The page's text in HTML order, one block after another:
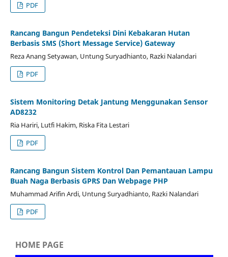
PDF
Rancang Bangun Pendeteksi Dini Kebakaran Hutan
Berbasis SMS (Short Message Service) Gateway
Reza Anang Setyawan, Untung Suryadhianto, Razki Nalandari
PDF
Sistem Monitoring Detak Jantung Menggunakan Sensor
AD8232
Ria Hariri, Lutfi Hakim, Riska Fita Lestari
PDF
Rancang Bangun Sistem Kontrol Dan Pemantauan Lampu
Buah Naga Berbasis GPRS Dan Webpage PHP
Muhammad Arifin Ardi, Untung Suryadhianto, Razki Nalandari
PDF
HOME PAGE